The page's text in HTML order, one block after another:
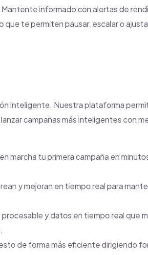
Mantente informado con alertas de
te permiten pausar, escalar o
inteligente. Nuestra plataforma
campañas más inteligentes con
marcha tu primera campaña en
y mejoran en tiempo real para
y datos en tiempo real que
de forma más eficiente dirigiendo